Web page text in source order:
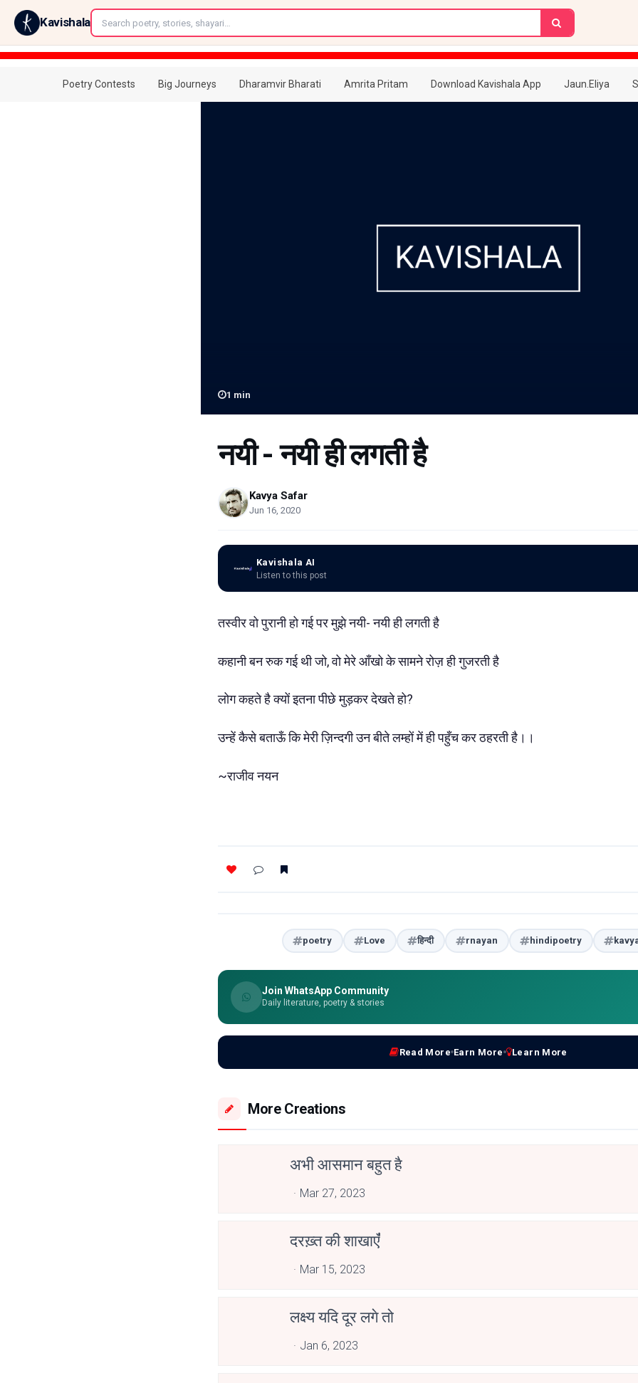
Kavishala
Poetry Contests Big Journeys Dharamvir Bharati Amrita Pritam Download Kavishala App Jaun.Eliya
1 min
नयी - नयी ही लगती है
Kavya Safar
Jun 16, 2020
Kavishala AI
Listen to this post
तस्वीर वो पुरानी हो गई पर मुझे नयी- नयी ही लगती है
कहानी बन रुक गई थी जो, वो मेरे आँखो के सामने रोज़ ही गुजरती है
लोग कहते है क्यों इतना पीछे मुड़कर देखते हो?
उन्हें कैसे बताऊँ कि मेरी ज़िन्दगी उन बीते लम्हों में ही पहुँच कर ठहरती है।।
~राजीव नयन
poetry Love हिन्दी rnayan hindipoetry
Join WhatsApp Community
Daily literature, poetry & stories
Read More Earn More Learn More
More Creations
अभी आसमान बहुत है
Mar 27, 2023
दरख़्त की शाखाएंँ
Mar 15, 2023
लक्ष्य यदि दूर लगे तो
Jan 6, 2023